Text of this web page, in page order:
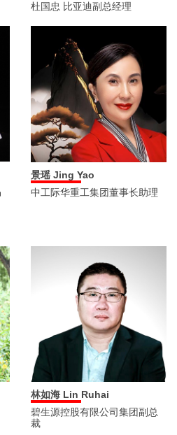
杜国忠 比亚迪副总经理
景瑶 Jing Yao
中工际华重工集团董事长助理
林如海 Lin Ruhai
碧生源控股有限公司集团副总
裁